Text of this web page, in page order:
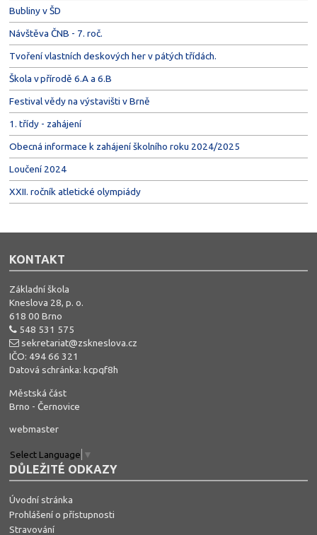
Bubliny v ŠD
Návštěva ČNB - 7. roč.
Tvoření vlastních deskových her v pátých třídách.
Škola v přírodě 6.A a 6.B
Festival vědy na výstavišti v Brně
1. třídy - zahájení
Obecná informace k zahájení školního roku 2024/2025
Loučení 2024
XXII. ročník atletické olympiády
KONTAKT
Základní škola
Kneslova 28, p. o.
618 00 Brno
548 531 575
sekretariat@zskneslova.cz
IČO: 494 66 321
Datová schránka: kcpqf8h
Městská část
Brno - Černovice
webmaster
Select Language ▼
DŮLEŽITÉ ODKAZY
Úvodní stránka
Prohlášení o přístupnosti
Stravování